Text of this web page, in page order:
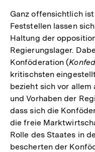
Ganz offensichtlich
Feststellen lassen
Haltung der
Regierungslager.
Konföderation (
kritischsten
bezieht sich vor allem
und Vorhaben der
dass sich die
die freie
Rolle des Staates in
bescherten der